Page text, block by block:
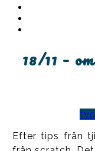
18/11 –
Efter tips från